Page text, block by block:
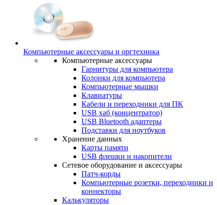
Компьютерные аксессуары и оргтехника
Компьютерные аксессуары
Гарнитуры для компьютера
Колонки для компьютера
Компьютерные мышки
Клавиатуры
Кабели и переходники для ПК
USB хаб (концентратор)
USB Bluetooth адаптеры
Подставки для ноутбуков
Хранение данных
Карты памяти
USB флешки и накопители
Сетевое оборудование и аксессуары
Патч-корды
Компьютерные розетки, переходники и
коннекторы
Калькуляторы